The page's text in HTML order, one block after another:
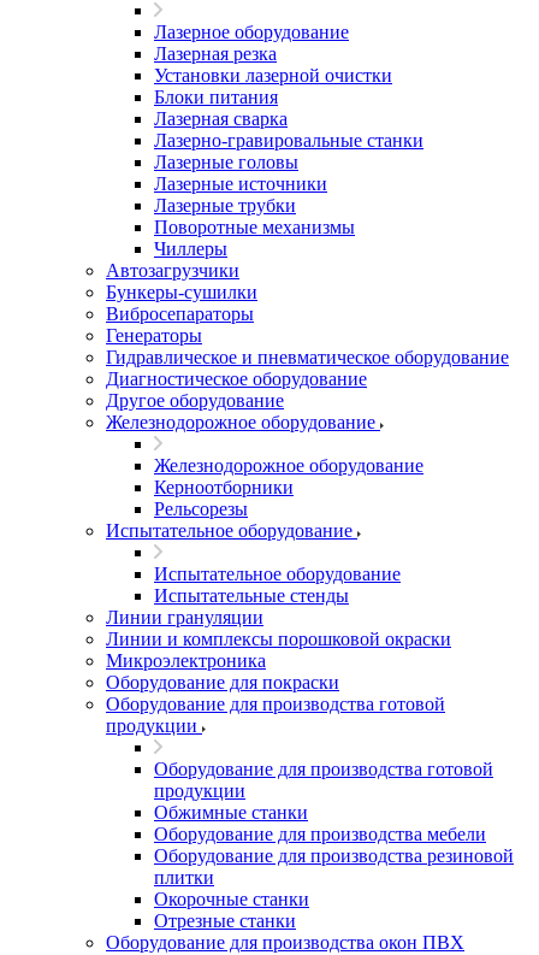
Лазерное оборудование
Лазерная резка
Установки лазерной очистки
Блоки питания
Лазерная сварка
Лазерно-гравировальные станки
Лазерные головы
Лазерные источники
Лазерные трубки
Поворотные механизмы
Чиллеры
Автозагрузчики
Бункеры-сушилки
Вибросепараторы
Генераторы
Гидравлическое и пневматическое оборудование
Диагностическое оборудование
Другое оборудование
Железнодорожное оборудование
Железнодорожное оборудование
Керноотборники
Рельсорезы
Испытательное оборудование
Испытательное оборудование
Испытательные стенды
Линии грануляции
Линии и комплексы порошковой окраски
Микроэлектроника
Оборудование для покраски
Оборудование для производства готовой
продукции
Оборудование для производства готовой
продукции
Обжимные станки
Оборудование для производства мебели
Оборудование для производства резиновой
плитки
Окорочные станки
Отрезные станки
Оборудование для производства окон ПВХ